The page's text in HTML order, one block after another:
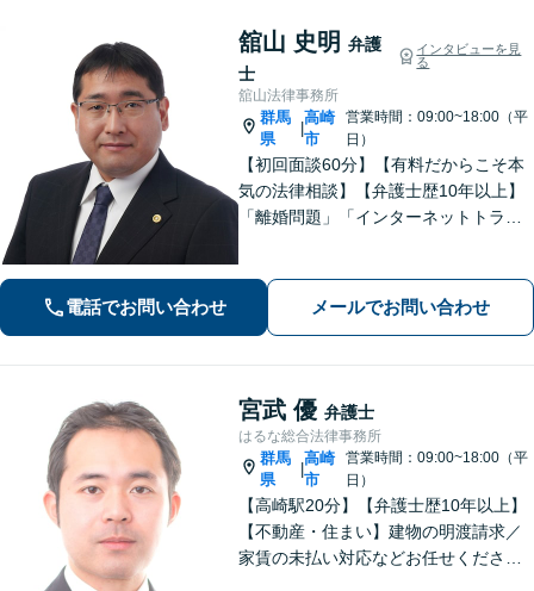
舘山 史明 弁護
士
インタビューを見
る
舘山法律事務所
群馬
県
|
高崎
市
営業時間：09:00~18:00（平
日）
【初回面談60分】【有料だからこそ本
気の法律相談】【弁護士歴10年以上】
「離婚問題」「インターネットトラブ
そして大胆に、オーダーメイドの弁護
を展開します【高崎駅徒歩15分】
電話でお問い合わせ メールでお問い合わせ
宮武 優 弁護士
はるな総合法律事務所
群馬
県
|
高崎
市
営業時間：09:00~18:00（平
日）
【高崎駅20分】【弁護士歴10年以上】
【不動産・住まい】建物の明渡請求／
家賃の未払い対応などお任せくださ